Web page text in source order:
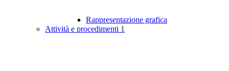
Rappresentazione grafica
Attività e procedimenti 1